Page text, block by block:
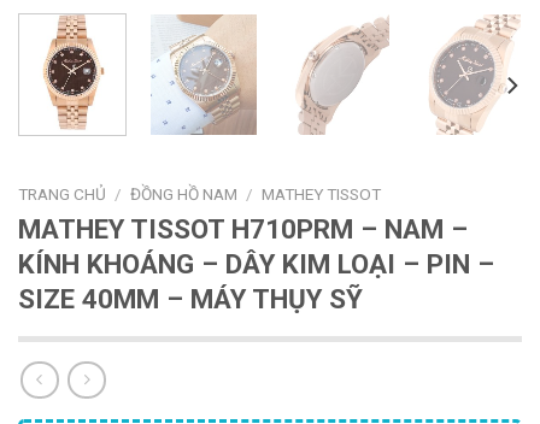
TRANG CHỦ / ĐỒNG HỒ NAM / MATHEY TISSOT
MATHEY TISSOT H710PRM – NAM –
KÍNH KHOÁNG – DÂY KIM LOẠI – PIN –
SIZE 40MM – MÁY THỤY SỸ